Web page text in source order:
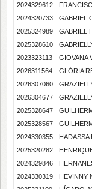
2024329612
2024320733
GABRIEL
2025324989
GABRIEL
2025328610
2023323113
GIOVANA
2026311564
GLÓRIA
2026307060
2026304677
2025328647
2025328567
2024330355
HADASSA
2025320282
2024329846
2024330319
HEVINNY